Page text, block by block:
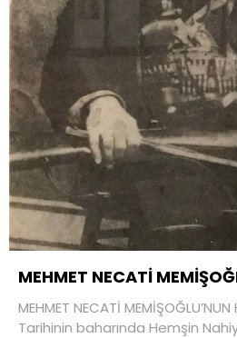
MEHMET NECATİ
MEHMET NECATİ
Tarihinin baharında Hemşin